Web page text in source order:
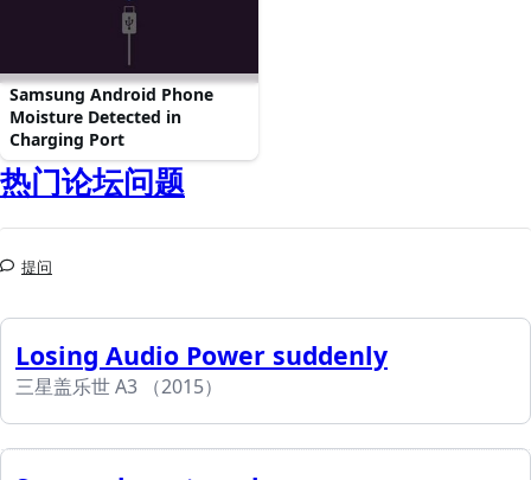
Samsung Android Phone
Moisture Detected in
Charging Port
热门论坛问题
提问
Losing Audio Power suddenly
三星盖乐世 A3 （2015）